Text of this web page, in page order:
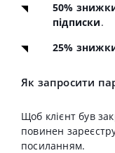
50%
підписки.
25%
Як запросити
Щоб клієнт був
повинен
посиланням.